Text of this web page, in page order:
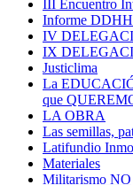
III Encuentro
Informe
IV
IX
Justiclima
La
que
LA OBRA
Las semillas,
Latifundio
Materiales
Militarismo NO